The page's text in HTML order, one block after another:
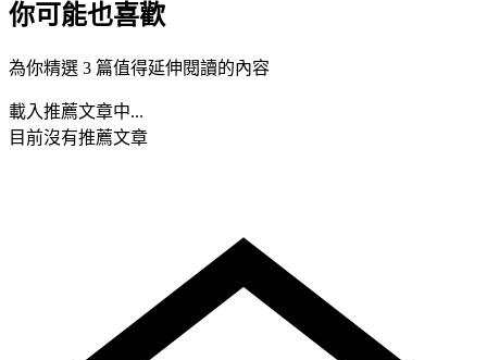
你可能也喜歡
為你精選 3 篇值得延伸閱讀的內容
載入推薦文章中...
目前沒有推薦文章